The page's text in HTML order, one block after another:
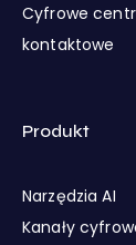
Cyfrowe
kontaktowe
Produkt
Narzędzia AI
Kanały